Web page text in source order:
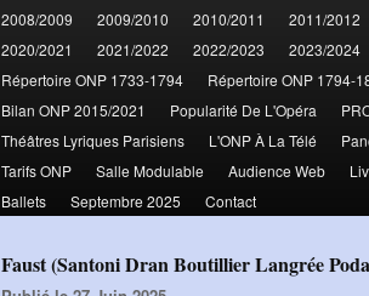
2008/2009
2009/2010 2010/2011 2011/2012
2020/2021
2021/2022 2022/2023 2023/2024
Répertoire ONP 1733-1794
Répertoire ONP 1794-
Bilan ONP 2015/2021
Popularité De L'Opéra
Théâtres Lyriques Parisiens
L'ONP À La Télé
Tarifs ONP
Salle Modulable Audience Web
Ballets
Septembre 2025 Contact
Faust (Santoni Dran Boutillier Langrée